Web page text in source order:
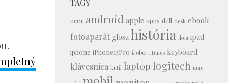
TAGY
acer android apple apps dell desk ebook
fotoaparát glosa história ikea ipad
iphone iPhone13Pro irobot iTunes keyboard
klávesnica kutil laptop logitech mac